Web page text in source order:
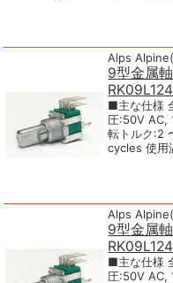
Alps
9型金属
■主な仕様
圧:50V AC,
転トルク:2
cycles 使用
Alps
9型金属
■主な仕様
圧:50V AC,